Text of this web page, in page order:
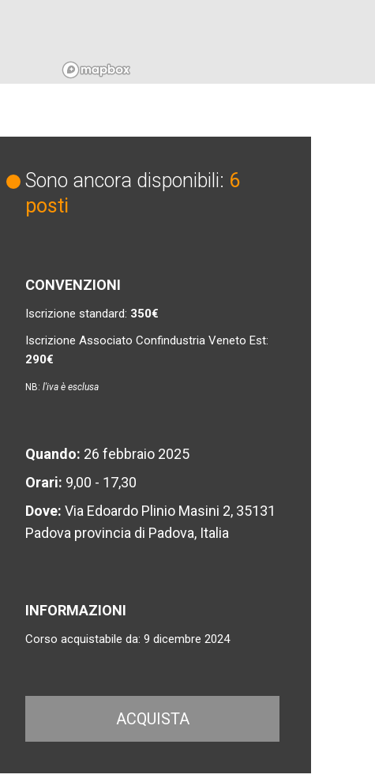
Sono ancora disponibili: 6
posti
CONVENZIONI
Iscrizione standard: 350€
Iscrizione Associato Confindustria Veneto Est:
290€
NB:l'iva è esclusa
Quando: 26 febbraio 2025
Orari: 9,00 - 17,30
Dove:Via Edoardo Plinio Masini 2, 35131
Padova provincia di Padova, Italia
INFORMAZIONI
Corso acquistabile da: 9 dicembre 2024
ACQUISTA